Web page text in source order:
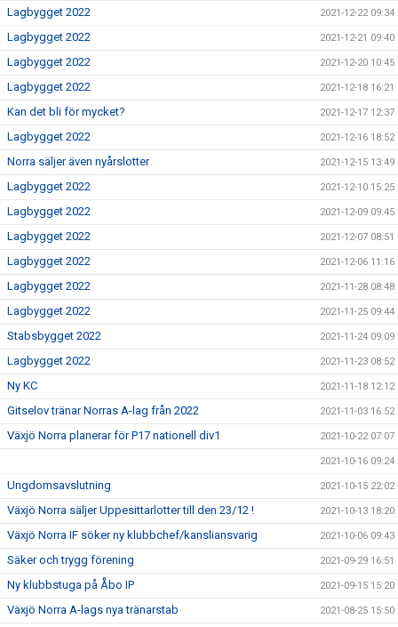
Lagbygget 2022 2021-12-22 09:34
Lagbygget 2022 2021-12-21 09:40
Lagbygget 2022 2021-12-20 10:45
Lagbygget 2022 2021-12-18 16:21
Kan det bli för mycket? 2021-12-17 12:37
Lagbygget 2022 2021-12-16 18:52
Norra säljer även nyårslotter 2021-12-15 13:49
Lagbygget 2022 2021-12-10 15:25
Lagbygget 2022 2021-12-09 09:45
Lagbygget 2022 2021-12-07 08:51
Lagbygget 2022 2021-12-06 11:16
Lagbygget 2022 2021-11-28 08:48
Lagbygget 2022 2021-11-25 09:44
Stabsbygget 2022 2021-11-24 09:09
Lagbygget 2022 2021-11-23 08:52
Ny KC 2021-11-18 12:12
Gitselov tränar Norras A-lag från 2022 2021-11-03 16:52
Växjö Norra planerar för P17 nationell div1 2021-10-22 07:07
2021-10-16 09:24
Ungdomsavslutning 2021-10-15 22:02
Växjö Norra säljer Uppesittarlotter till den 23/12 ! 2021-10-13 18:20
Växjö Norra IF söker ny klubbchef/kansliansvarig 2021-10-06 09:43
Säker och trygg förening 2021-09-29 16:51
Ny klubbstuga på Åbo IP 2021-09-15 15:20
Växjö Norra A-lags nya tränarstab 2021-08-25 15:50